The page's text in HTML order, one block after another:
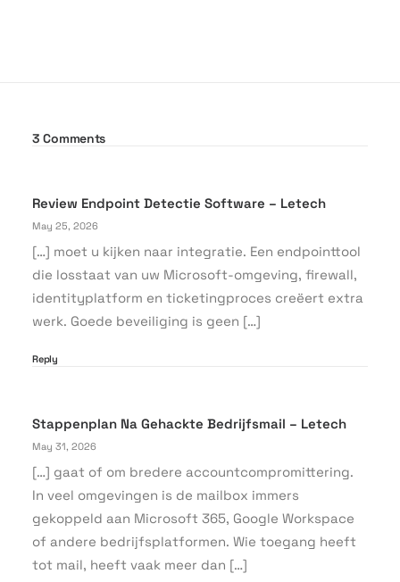
3 Comments
Review Endpoint Detectie Software – Letech
May 25, 2026
[…] moet u kijken naar integratie. Een endpointtool
die losstaat van uw Microsoft-omgeving, firewall,
identityplatform en ticketingproces creëert extra
werk. Goede beveiliging is geen […]
Reply
Stappenplan Na Gehackte Bedrijfsmail – Letech
May 31, 2026
[…] gaat of om bredere accountcompromittering.
In veel omgevingen is de mailbox immers
gekoppeld aan Microsoft 365, Google Workspace
of andere bedrijfsplatformen. Wie toegang heeft
tot mail, heeft vaak meer dan […]